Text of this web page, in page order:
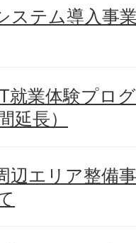
ステム導入事
就業体験プロ
延長）
辺エリア整備